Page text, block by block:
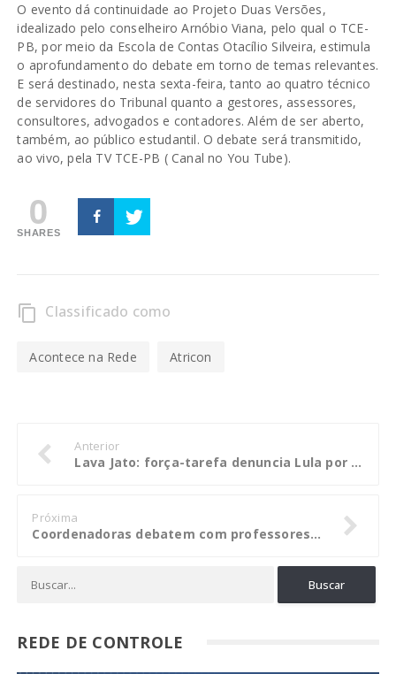
O evento dá continuidade ao Projeto Duas Versões,
idealizado pelo conselheiro Arnóbio Viana, pelo qual o TCE-
PB, por meio da Escola de Contas Otacílio Silveira, estimula
o aprofundamento do debate em torno de temas relevantes.
E será destinado, nesta sexta-feira, tanto ao quatro técnico
de servidores do Tribunal quanto a gestores, assessores,
consultores, advogados e contadores. Além de ser aberto,
também, ao público estudantil. O debate será transmitido,
ao vivo, pela TV TCE-PB ( Canal no You Tube).
0
SHARES
content_copy Classificado como
Acontece na Rede Atricon
Anterior
Lava Jato: força-tarefa denuncia Lula por corrupção e lavagem relacionadas ao sítio de Atibaia
Próxima
Coordenadoras debatem com professores ajustes em curso de Cidadania
REDE DE CONTROLE